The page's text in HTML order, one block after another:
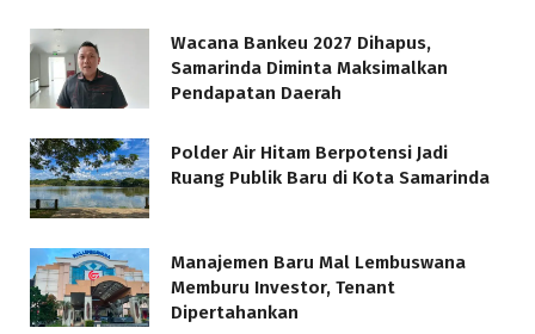
Wacana Bankeu 2027 Dihapus,
Samarinda Diminta Maksimalkan
Pendapatan Daerah
Polder Air Hitam Berpotensi Jadi
Ruang Publik Baru di Kota Samarinda
Manajemen Baru Mal Lembuswana
Memburu Investor, Tenant
Dipertahankan